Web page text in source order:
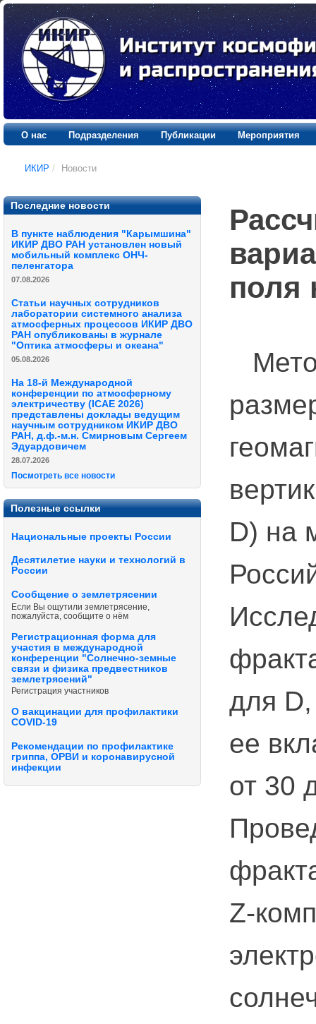
О нас Подразделения Публикации Мероприятия
ИКИР / Новости
Последние новости
В пункте наблюдения "Карымшина"
ИКИР ДВО РАН установлен новый
мобильный комплекс ОНЧ-
пеленгатора
07.08.2026
Статьи научных сотрудников
лаборатории системного анализа
атмосферных процессов ИКИР ДВО
РАН опубликованы в журнале
"Оптика атмосферы и океана"
05.08.2026
На 18-й Международной
конференции по атмосферному
электричеству (ICAE 2026)
представлены доклады ведущим
научным сотрудником ИКИР ДВО
РАН, д.ф.-м.н. Смирновым Сергеем
Эдуардовичем
28.07.2026
Посмотреть все новости
Полезные ссылки
Национальные проекты России
Десятилетие науки и технологий в
России
Сообщение о землетрясении
Если Вы ощутили землетрясение,
пожалуйста, сообщите о нём
Регистрационная форма для
участия в международной
конференции "Солнечно-земные
связи и физика предвестников
землетрясений"
Регистрация участников
О вакцинации для профилактики
COVID-19
Рекомендации по профилактике
гриппа, ОРВИ и коронавирусной
инфекции
поля
D) на
для D,
ее
от 30
Z-